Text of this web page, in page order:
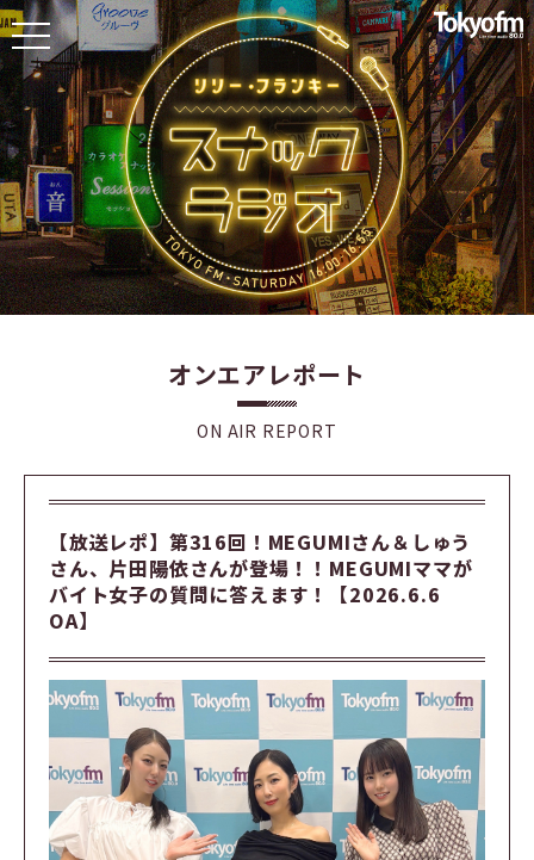
toggle
navigation
オンエアレポート
ON AIR REPORT
【放送レポ】第316回！MEGUMIさん＆しゅう
さん、片田陽依さんが登場！！MEGUMIママが
バイト女子の質問に答えます！【2026.6.6
OA】